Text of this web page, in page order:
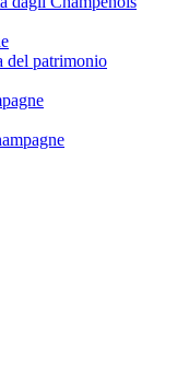
del patrimonio